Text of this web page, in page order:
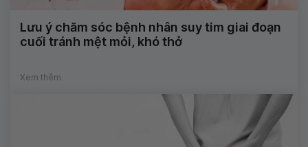
Lưu ý chăm sóc bệnh nhân suy tim giai đoạn
cuối tránh mệt mỏi, khó thở
Xem thêm